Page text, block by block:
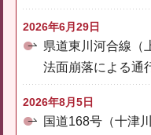
2026年6月29日
県道東川河合線（
法面崩落による通
2026年8月5日
国道168号（十津